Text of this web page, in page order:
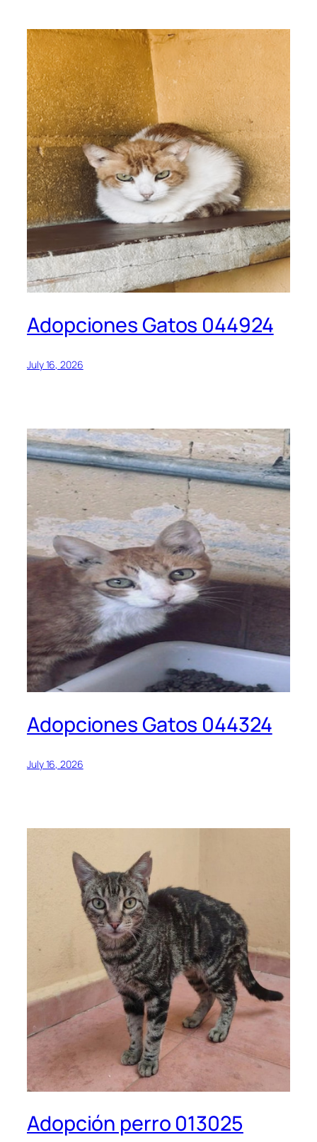
Adopciones Gatos 044924
July 16, 2026
Adopciones Gatos 044324
July 16, 2026
Adopción perro 013025